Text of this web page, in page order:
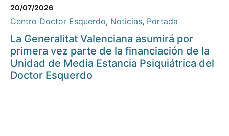
20/07/2026
Centro Doctor Esquerdo, Noticias, Portada
La Generalitat Valenciana asumirá por
primera vez parte de la financiación de la
Unidad de Media Estancia Psiquiátrica del
Doctor Esquerdo